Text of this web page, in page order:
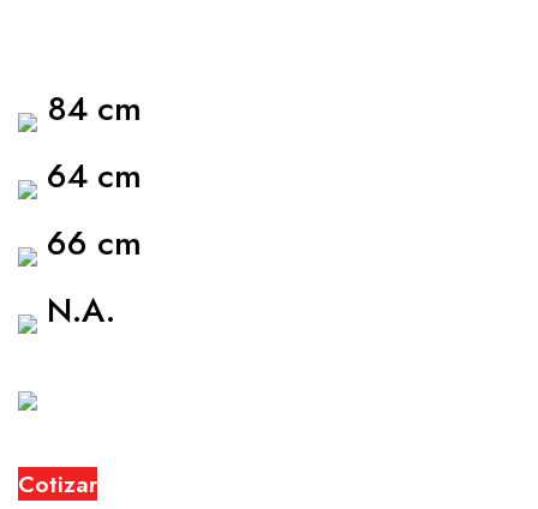
84 cm
64 cm
66 cm
N.A.
Cotizar